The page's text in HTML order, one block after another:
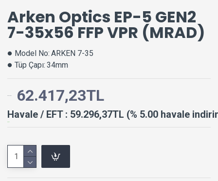
Arken Optics EP-5 GEN2
7-35x56 FFP VPR (MRAD)
Model No: ARKEN 7-35
Tüp Çapı: 34mm
62.417,23TL
Havale / EFT : 59.296,37TL (% 5.00 havale